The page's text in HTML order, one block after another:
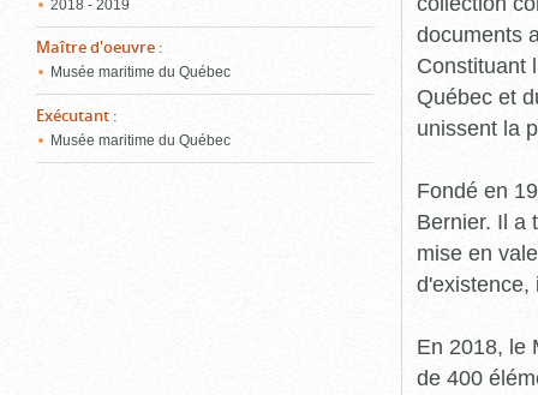
2018 - 2019
Maître d'oeuvre :
Musée maritime du Québec
Exécutant :
Musée maritime du Québec
documents
Constituant
Québec et
unissent la
Fondé en
Bernier. Il a
mise en
d'existence,
En 2018, le
de 400